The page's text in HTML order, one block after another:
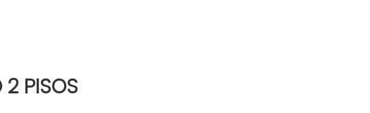
2 PISOS